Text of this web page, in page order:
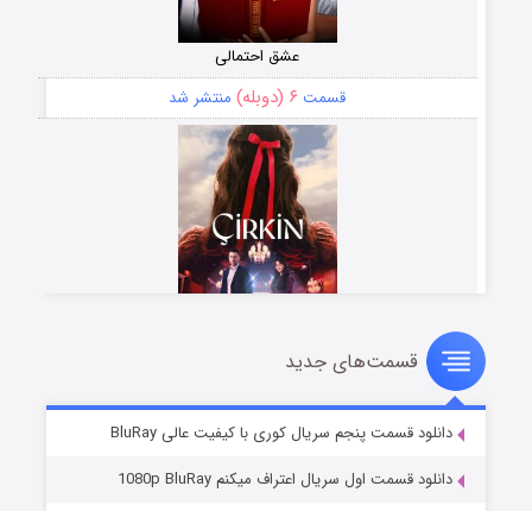
عشق احتمالی
قسمت ۶ (دوبله) منتشر شد
سریال زشت
قسمت۵ (زیرنویس) منتشر شد
قسمت‌های جدید
دانلود قسمت پنجم سریال کوری با کیفیت عالی BluRay
دانلود قسمت اول سریال اعتراف میکنم 1080p BluRay